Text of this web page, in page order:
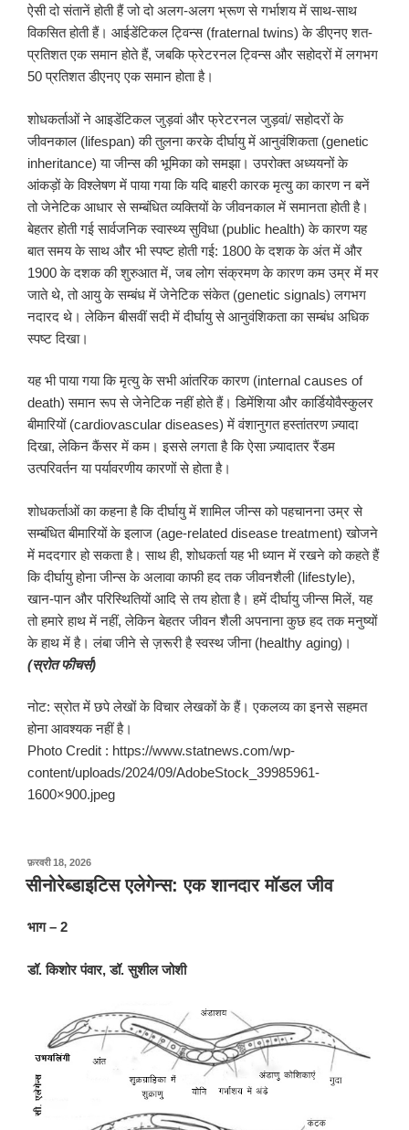
ऐसी दो संतानें होती हैं जो दो अलग-अलग भ्रूण से गर्भाशय में साथ-साथ
विकसित होती हैं। आईडेंटिकल ट्विन्स (fraternal twins) के डीएनए शत-
प्रतिशत एक समान होते हैं, जबकि फ्रेटरनल ट्विन्स और सहोदरों में लगभग
50 प्रतिशत डीएनए एक समान होता है।
शोधकर्ताओं ने आइडेंटिकल जुड़वां और फ्रेटरनल जुड़वां/ सहोदरों के
जीवनकाल (lifespan) की तुलना करके दीर्घायु में आनुवंशिकता (genetic
inheritance) या जीन्स की भूमिका को समझा। उपरोक्त अध्ययनों के
आंकड़ों के विश्लेषण में पाया गया कि यदि बाहरी कारक मृत्यु का कारण न बनें
तो जेनेटिक आधार से सम्बंधित व्यक्तियों के जीवनकाल में समानता होती है।
बेहतर होती गई सार्वजनिक स्वास्थ्य सुविधा (public health) के कारण यह
बात समय के साथ और भी स्पष्ट होती गई: 1800 के दशक के अंत में और
1900 के दशक की शुरुआत में, जब लोग संक्रमण के कारण कम उम्र में मर
जाते थे, तो आयु के सम्बंध में जेनेटिक संकेत (genetic signals) लगभग
नदारद थे। लेकिन बीसवीं सदी में दीर्घायु से आनुवंशिकता का सम्बंध अधिक
स्पष्ट दिखा।
यह भी पाया गया कि मृत्यु के सभी आंतरिक कारण (internal causes of
death) समान रूप से जेनेटिक नहीं होते हैं। डिमेंशिया और कार्डियोवैस्कुलर
बीमारियों (cardiovascular diseases) में वंशानुगत हस्तांतरण ज़्यादा
दिखा, लेकिन कैंसर में कम। इससे लगता है कि ऐसा ज़्यादातर रैंडम
उत्परिवर्तन या पर्यावरणीय कारणों से होता है।
शोधकर्ताओं का कहना है कि दीर्घायु में शामिल जीन्स को पहचानना उम्र से
सम्बंधित बीमारियों के इलाज (age-related disease treatment) खोजने
में मददगार हो सकता है। साथ ही, शोधकर्ता यह भी ध्यान में रखने को कहते हैं
कि दीर्घायु होना जीन्स के अलावा काफी हद तक जीवनशैली (lifestyle),
खान-पान और परिस्थितियों आदि से तय होता है। हमें दीर्घायु जीन्स मिलें, यह
तो हमारे हाथ में नहीं, लेकिन बेहतर जीवन शैली अपनाना कुछ हद तक मनुष्यों
के हाथ में है। लंबा जीने से ज़रूरी है स्वस्थ जीना (healthy aging)।
(स्रोत फीचर्स)
नोट: स्रोत में छपे लेखों के विचार लेखकों के हैं। एकलव्य का इनसे सहमत
होना आवश्यक नहीं है।
Photo Credit : https://www.statnews.com/wp-
content/uploads/2024/09/AdobeStock_39985961-
1600×900.jpeg
फ़रवरी 18, 2026पर
प्रकाशित
किया
सीनोरेब्डाइटिस एलेगेन्स: एक शानदार मॉडल जीव
भाग – 2
डॉ.किशोर पंवार,डॉ.सुशील जोशी